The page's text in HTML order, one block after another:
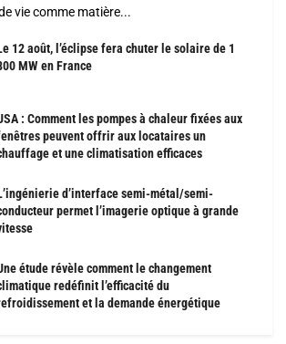
vie comme matière...
12 août, l’éclipse fera chuter le solaire de 1
MW en France
: Comment les pompes à chaleur fixées aux
peuvent offrir aux locataires un
et une climatisation efficaces
d’interface semi-métal/semi-
permet l’imagerie optique à grande
étude révèle comment le changement
redéfinit l’efficacité du
et la demande énergétique